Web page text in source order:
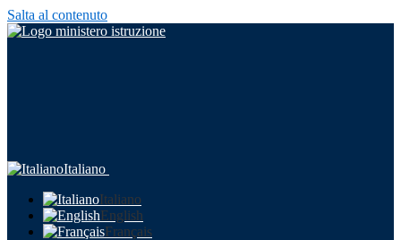
Salta al contenuto
Italiano
Italiano
English
Français